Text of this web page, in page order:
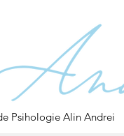
Psihologie Alin Andrei